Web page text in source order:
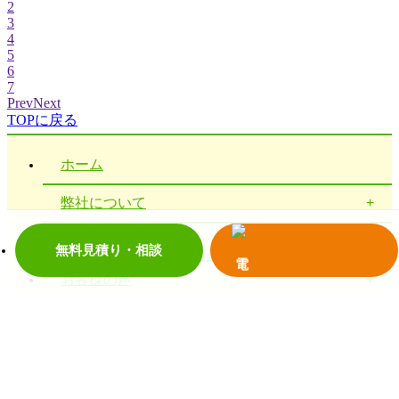
無料見積り・相談
2
3
4
5
6
7
PrevNext
TOPに戻る
ホーム
弊社について
施工事例
お客様の声